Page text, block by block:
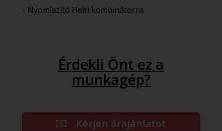
- Nyomlazító Helti kombinátorra
Érdekli Önt ez a
munkagép?
Kérjen árajánlatot